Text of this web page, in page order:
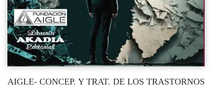
AIGLE- CONCEP. Y TRAT. DE LOS TRASTORNOS